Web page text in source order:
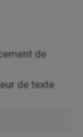
de
de texte